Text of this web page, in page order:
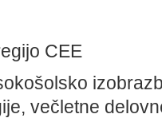
CEE
večletne